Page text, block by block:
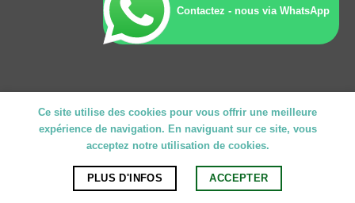
Ce site utilise des cookies pour vous offrir une meilleure
expérience de navigation. En naviguant sur ce site, vous
acceptez notre utilisation de cookies.
PLUS D'INFOS ACCEPTER
Contactez - nous via WhatsApp